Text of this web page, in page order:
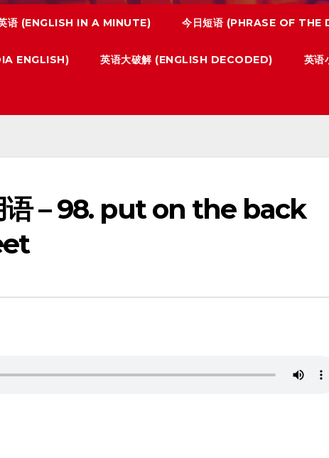
语 (ENGLISH IN A MINUTE) 今日短语 (PHRASE OF THE
ENGLISH) 英语大破解 (ENGLISH DECODED) 英语
语 – 98. put on the back